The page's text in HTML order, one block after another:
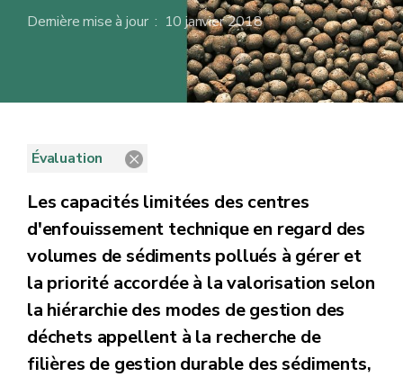
Dernière mise à jour : 10 janvier 2018
Évaluation
Les capacités limitées des centres
d'enfouissement technique en regard des
volumes de sédiments pollués à gérer et
la priorité accordée à la valorisation selon
la hiérarchie des modes de gestion des
déchets appellent à la recherche de
filières de gestion durable des sédiments,